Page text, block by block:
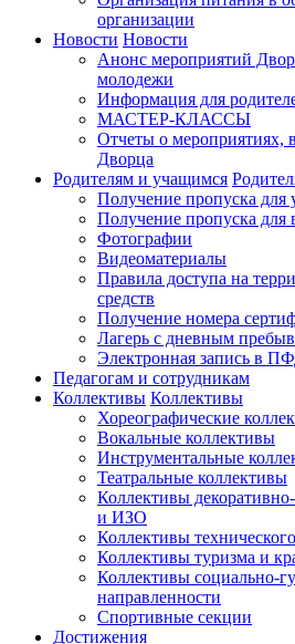
организации
Новости Новости
Анонс мероприятий
молодежи
Информация для
МАСТЕР-КЛАССЫ
Отчеты о мероприятиях,
Дворца
Родителям и учащимся
Получение пропуска для
Получение пропуска для
Фотографии
Видеоматериалы
Правила доступа на
средств
Получение номера
Лагерь с дневным
Электронная запись в
Педагогам и сотрудникам
Коллективы Коллективы
Хореографические
Вокальные коллективы
Инструментальные
Театральные коллективы
Коллективы
и ИЗО
Коллективы
Коллективы туризма и
Коллективы социально-
направленности
Спортивные секции
Достижения